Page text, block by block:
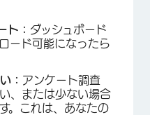
ト： ダッシュボード
ード可能になったら
： アンケート調査
、または少ない場合
。これは、あなたの